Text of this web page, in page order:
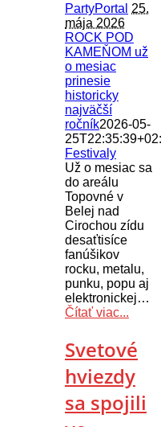
PartyPortal 25.
mája 2026
ROCK POD
KAMEŇOM už
o mesiac
prinesie
historicky
najväčší
ročník2026-05-
Festivaly
Už o mesiac sa
do areálu
Topovné v
Belej nad
Cirochou zídu
desaťtisíce
fanúšikov
rocku, metalu,
punku, popu aj
elektronickej…
Čítať viac...
Svetové
hviezdy
sa spojili